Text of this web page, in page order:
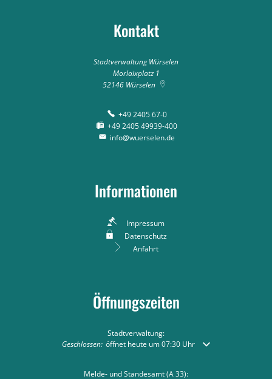
Kontakt
Stadtverwaltung Würselen
Morlaixplatz 1
52146 Würselen
+49 2405 67-0
+49 2405 49939-400
info@wuerselen.de
Informationen
Impressum
Datenschutz
Anfahrt
Öffnungszeiten
Stadtverwaltung:
Klicken, um weitere Öffnungs- oder Schließzeiten
Geschlossen: öffnet heute um 07:30 Uhr
Melde- und Standesamt (A 33):